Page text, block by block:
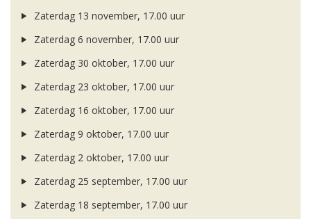
Zaterdag 13 november, 17.00 uur
Zaterdag 6 november, 17.00 uur
Zaterdag 30 oktober, 17.00 uur
Zaterdag 23 oktober, 17.00 uur
Zaterdag 16 oktober, 17.00 uur
Zaterdag 9 oktober, 17.00 uur
Zaterdag 2 oktober, 17.00 uur
Zaterdag 25 september, 17.00 uur
Zaterdag 18 september, 17.00 uur